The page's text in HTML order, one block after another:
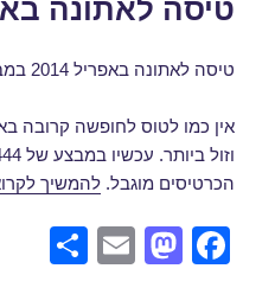
טיסה לאתונה
טיסה לאתונה באפריל 2014 במבצע של $444 בלבד !
אין כמו לטוס לחופשה קרובה
הכרטיסים מוגבל.להמשיך
F
M
E